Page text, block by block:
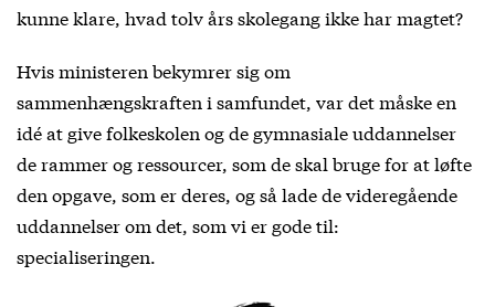
kunne klare, hvad tolv års skolegang ikke har magtet?
Hvis ministeren bekymrer sig om
sammenhængskraften i samfundet, var det måske en
idé at give folkeskolen og de gymnasiale uddannelser
de rammer og ressourcer, som de skal bruge for at løfte
den opgave, som er deres, og så lade de videregående
uddannelser om det, som vi er gode til:
specialiseringen.